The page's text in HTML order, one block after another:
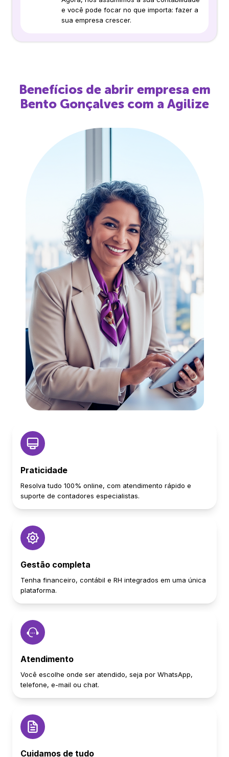
e você pode focar no que importa: fazer a
sua empresa crescer.
Benefícios de abrir empresa em
Bento Gonçalves com a Agilize
Praticidade
Resolva tudo 100% online, com atendimento rápido e
suporte de contadores especialistas.
Gestão completa
Tenha financeiro, contábil e RH integrados em uma única
plataforma.
Atendimento
Você escolhe onde ser atendido, seja por WhatsApp,
telefone, e-mail ou chat.
Cuidamos de tudo